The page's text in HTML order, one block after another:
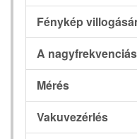
Fénykép
A
Mérés
Vakuvezérlés